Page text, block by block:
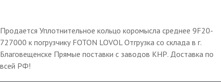
Продается Уплотнительное кольцо коромысла среднее 9F20-
727000 к погрузчику FOTON LOVOL Отгрузка со склада в г.
Благовещенске Прямые поставки с заводов КНР. Доставка по
всей РФ!